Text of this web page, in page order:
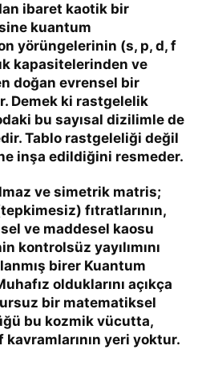
ibaret kaotik bir
kuantum
yörüngelerinin (s, p, d, f
kapasitelerinden ve
doğan evrensel bir
Demek ki rastgelelik
bu sayısal dizilimle de
Tablo rastgeleliği değil
inşa edildiğini resmeder.
ve simetrik matris;
fıtratlarının,
ve maddesel kaosu
kontrolsüz yayılımını
birer Kuantum
olduklarını açıkça
bir matematiksel
bu kozmik vücutta,
yeri yoktur.